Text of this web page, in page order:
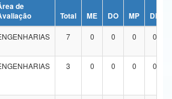
Inovações e Comunicações
Regional
de
Total ME DO MP DP
7 0 0 0 0
3 0 0 0 0